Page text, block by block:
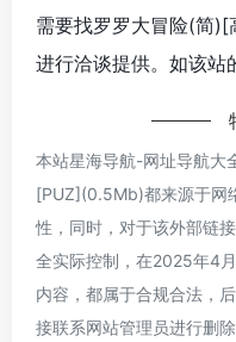
需要找罗罗大冒险(简
进行洽谈提供。如该站
本站星海导航-网址导航大
[PUZ](0.5Mb)都来源于网
性，同时，对于该外部链
全实际控制，在2025年4
内容，都属于合规合法，
接联系网站管理员进行删